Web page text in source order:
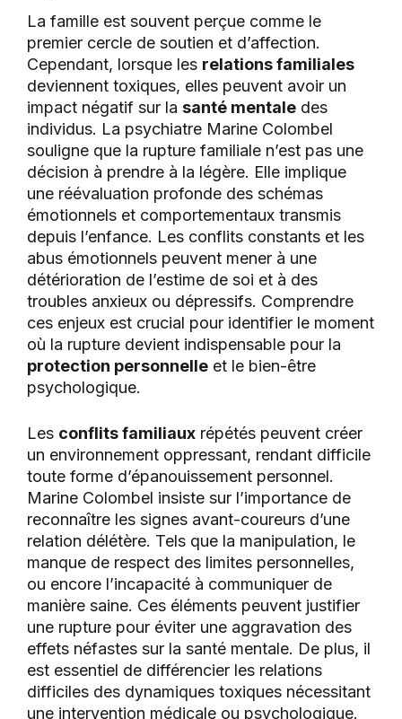
La famille est souvent perçue comme le
premier cercle de soutien et d’affection.
Cependant, lorsque les relations familiales
deviennent toxiques, elles peuvent avoir un
impact négatif sur la santé mentale des
individus. La psychiatre Marine Colombel
souligne que la rupture familiale n’est pas une
décision à prendre à la légère. Elle implique
une réévaluation profonde des schémas
émotionnels et comportementaux transmis
depuis l’enfance. Les conflits constants et les
abus émotionnels peuvent mener à une
détérioration de l’estime de soi et à des
troubles anxieux ou dépressifs. Comprendre
ces enjeux est crucial pour identifier le moment
où la rupture devient indispensable pour la
protection personnelle et le bien-être
psychologique.
Les conflits familiaux répétés peuvent créer
un environnement oppressant, rendant difficile
toute forme d’épanouissement personnel.
Marine Colombel insiste sur l’importance de
reconnaître les signes avant-coureurs d’une
relation délétère. Tels que la manipulation, le
manque de respect des limites personnelles,
ou encore l’incapacité à communiquer de
manière saine. Ces éléments peuvent justifier
une rupture pour éviter une aggravation des
effets néfastes sur la santé mentale. De plus, il
est essentiel de différencier les relations
difficiles des dynamiques toxiques nécessitant
une intervention médicale ou psychologique.